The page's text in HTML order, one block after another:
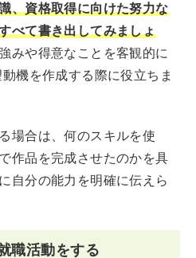
、資格取得に向けた努力な
べて書き出してみましょ
みや得意なことを客観的に
機を作成する際に役立ちま
場合は、何のスキルを使
作品を完成させたのかを具
自分の能力を明確に伝えら
職活動をする